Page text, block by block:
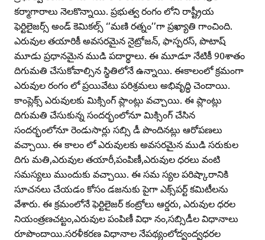
కర్మాగారాలు నెలకొన్నాయి. ప్రభుత్వ రంగం లోని రాష్ట్రీయ
ఫెర్టిలైజర్స్‌ అండ్‌ కెమికల్స్‌ ‘’మణి రత్నం’’గా ప్రఖ్యాతి గాంచింది.
ఎరువుల తయారికీ అవసరమైన నైట్రోజన్‌, ఫాస్పరస్‌, పొటాష్‌
మూడు ప్రధానమైన ముడి పదార్థాలు. ఈ మూడూ నేటికీ 90శాతం
దిగుమతి చేసుకోవాల్సిన స్థితిలోనే ఉన్నాయి. ఈకాలంలో క్రమంగా
ఎరువుల రంగం లో ప్రయివేటు పరిశ్రమలు అభివృద్ధి చెందాయి.
కాంప్లెక్స్‌ ఎరువులకు మిక్సింగ్‌ ప్లాంట్లు వచ్చాయి. ఈ ప్లాంట్లు
దిగుమతి చేసుకున్న సందర్భంలోనూ మిక్సింగ్‌ చేసిన
సందర్భంలోనూ రెండుసార్లు సబ్సి డీ పొందినట్లు ఆరోపణలు
వచ్చాయి. ఈ కాలం లో ఎరువులకు అవసరమైన ముడి సరుకుల
దిగు మతి,ఎరువుల తయారీ,పంపిణీ,ఎరువుల ధరలు వంటి
సమస్యలు ముందుకు వచ్చాయి. ఈ సమ స్యల పరిష్కారానికి
సూచనలు చేయడం కోసం డజనుకు పైగా ఎక్స్‌పర్ట్‌ కమిటీలను
వేశారు. ఈ క్రమంలోనే ఫెర్టిలైజర్‌ కంట్రోలు ఆర్డరు, ఎరువుల ధరల
నియంత్రణచట్టం,ఎరువుల పంపిణీ విధా నం,సబ్సిడీల విధానాలు
రూపొందాయి.సరళీకరణ విధానాల నేపథ్యంలోద్వంద్వధరల